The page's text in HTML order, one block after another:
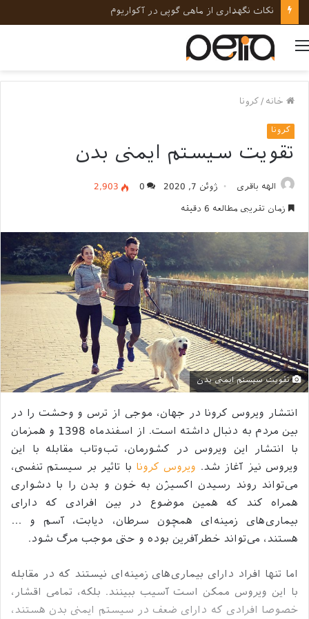
نکات نگهداری از ماهی گوپی در آکواریوم
منو
خانه /کرونا
کرونا
تقویت سیستم ایمنی بدن
الهه باقری ژوئن 7, 2020 0
2,903
زمان تقریبی مطالعه 6 دقیقه
تقویت سیستم ایمنی بدن
انتشار ویروس کرونا در جهان، موجی از ترس و وحشت را در
بین مردم به دنبال داشته است. از اسفندماه 1398 و همزمان
با انتشار این ویروس در کشورمان، تب‌وتاب مقابله با این
ویروس نیز آغاز شد. ویروس کرونا با تاثیر بر سیستم تنفسی،
می‌تواند روند رسیدن اکسیژن به خون و بدن را با دشواری
همراه کند که همین موضوع در بین افرادی که دارای
بیماری‌های زمینه‌ای همچون سرطان، دیابت، آسم و …
هستند، می‌تواند خطرآفرین بوده و حتی موجب مرگ شود.
اما تنها افراد دارای بیماری‌های زمینه‌ای نیستند که در مقابله
با این ویروس ممکن است آسیب ببینند. بلکه، تمامی اقشار،
خصوصا افرادی که دارای ضعف در سیستم ایمنی بدن هستند،